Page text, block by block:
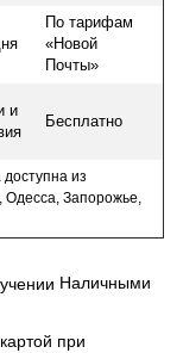
По тарифам
«Новой
Почты»
и
Бесплатно
из
Одесса, Запорожье,
Наличными